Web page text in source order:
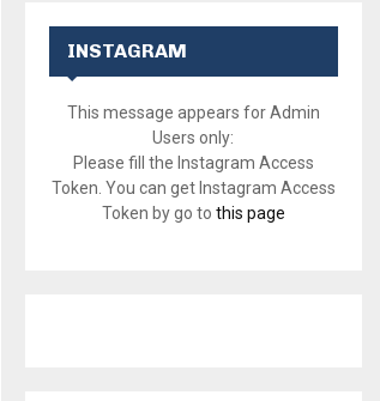
INSTAGRAM
This message appears for Admin
Users only:
Please fill the Instagram Access
Token. You can get Instagram Access
Token by go to this page